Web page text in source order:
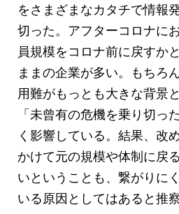
をさまざまなカタチで情報
切った。アフターコロナに
員規模をコロナ前に戻すか
ままの企業が多い。もちろ
用難がもっとも大きな背景
「未曾有の危機を乗り切っ
く影響している。結果、改
かけて元の規模や体制に戻
いということも、繋がりに
いる原因としてはあると推察